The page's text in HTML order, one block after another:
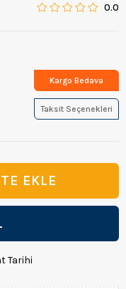
0.0
Kargo Bedava
Taksit Seçenekleri
Tarihi